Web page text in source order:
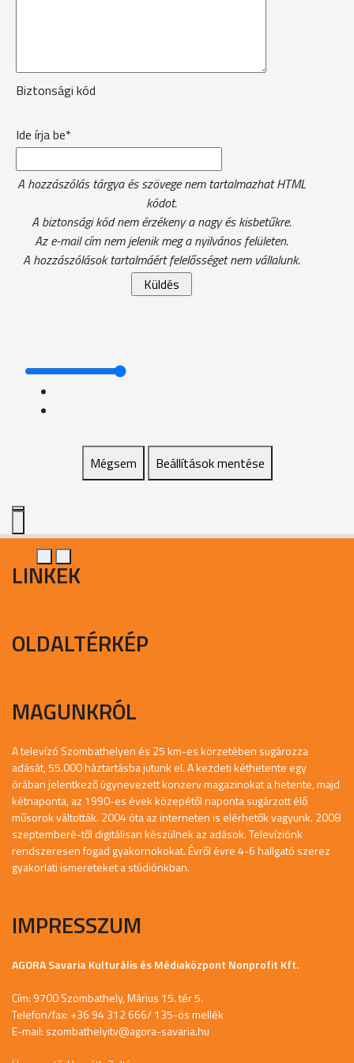
Biztonsági kód
Ide írja be*
A hozzászólás tárgya és szövege nem tartalmazhat HTML
kódot.
A biztonsági kód nem érzékeny a nagy és kisbetűkre.
Az e-mail cím nem jelenik meg a nyilvános felületen.
A hozzászólások tartalmáért felelősséget nem vállalunk.
Mégsem Beállítások mentése
LINKEK
OLDALTÉRKÉP
MAGUNKRÓL
A televízó Szombathelyen és 25 km-es körzetében sugározza
adását, 55.000 háztartásba jutunk el. A kezdeti kéthetente egy
órában jelentkező úgynevezett konzerv magazinokat a hetente, majd
kétnaponta, az 1990-es évek közepétől naponta sugárzott élő
műsorok váltották. 2004 óta az interneten is elérhetők vagyunk. 2008
szeptemberé-től digitálisan készülnek az adások. Televíziónk
rendszeresen fogad gyakornokokat. Évről évre 4-6 hallgató szerez
gyakorlati ismereteket a stúdiónkban.
IMPRESSZUM
AGORA Savaria Kulturális és Médiaközpont Nonprofit Kft.
Cím: 9700 Szombathely, Márius 15. tér 5.
Telefon/fax: +36 94 312 666/ 135-ös mellék
E-mail: szombathelyitv@agora-savaria.hu